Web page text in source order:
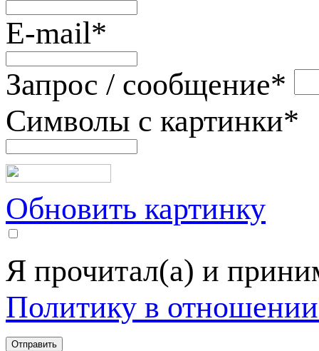
E-mail*
Запрос / сообщение*
Символы с картинки*
Обновить картинку
Я прочитал(а) и
Политику в